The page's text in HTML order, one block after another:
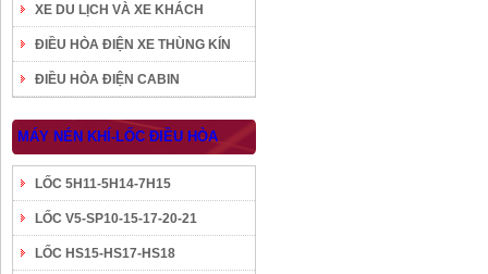
XE DU LỊCH VÀ XE KHÁCH
ĐIỀU HÒA ĐIỆN XE THÙNG KÍN
ĐIỀU HÒA ĐIỆN CABIN
MÁY NÉN KHÍ-LỐC ĐIỀU HÒA
LỐC 5H11-5H14-7H15
LỐC V5-SP10-15-17-20-21
LỐC HS15-HS17-HS18